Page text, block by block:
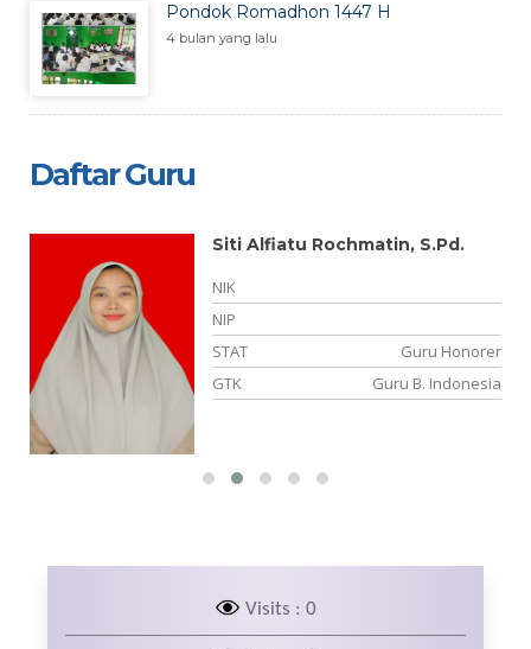
Pondok Romadhon 1447 H
4 bulan yang lalu
Daftar Guru
Siti Alfiatu Rochmatin, S.Pd.
NIK
NIP
STAT
Guru Honorer
GTK
Guru B. Indonesia
Visits : 0